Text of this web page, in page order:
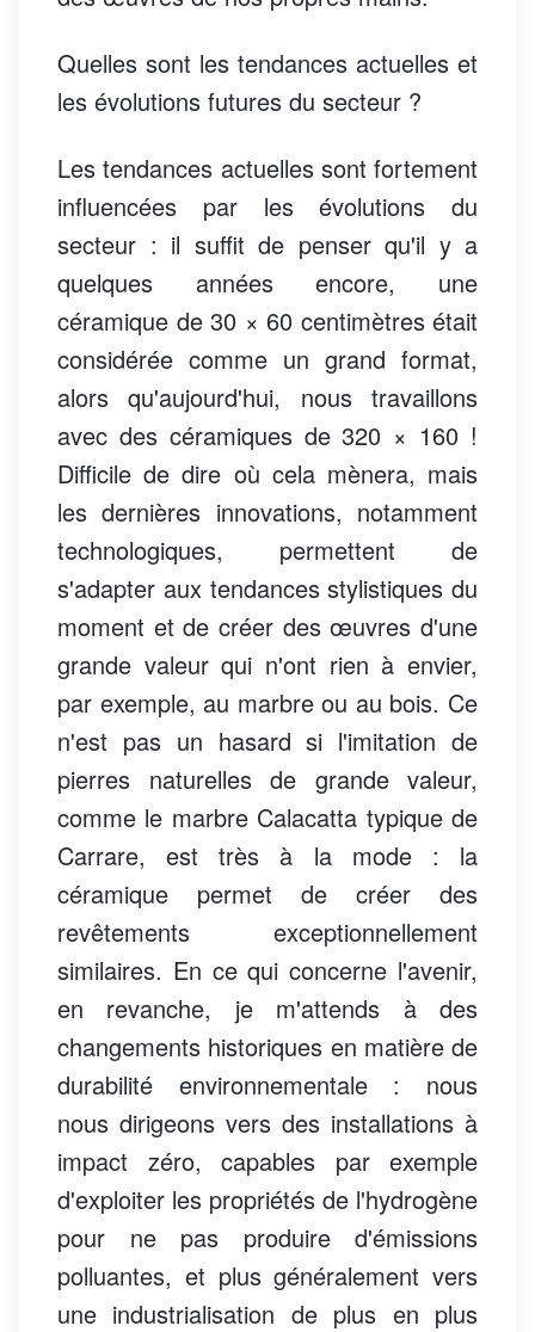
Quelles sont les tendances actuelles et
les évolutions futures du secteur ?
Les tendances actuelles sont fortement
influencées par les évolutions du
secteur : il suffit de penser qu'il y a
quelques années encore, une
céramique de 30 × 60 centimètres était
considérée comme un grand format,
alors qu'aujourd'hui, nous travaillons
avec des céramiques de 320 × 160 !
Difficile de dire où cela mènera, mais
les dernières innovations, notamment
technologiques, permettent de
s'adapter aux tendances stylistiques du
moment et de créer des œuvres d'une
grande valeur qui n'ont rien à envier,
par exemple, au marbre ou au bois. Ce
n'est pas un hasard si l'imitation de
pierres naturelles de grande valeur,
comme le marbre Calacatta typique de
Carrare, est très à la mode : la
céramique permet de créer des
revêtements exceptionnellement
similaires. En ce qui concerne l'avenir,
en revanche, je m'attends à des
changements historiques en matière de
durabilité environnementale : nous
nous dirigeons vers des installations à
impact zéro, capables par exemple
d'exploiter les propriétés de l'hydrogène
pour ne pas produire d'émissions
polluantes, et plus généralement vers
une industrialisation de plus en plus